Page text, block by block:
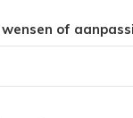
of